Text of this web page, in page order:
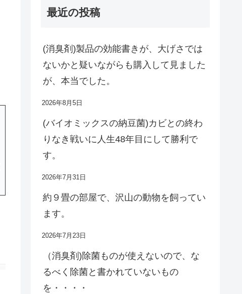
最近の投稿
(消臭剤)製品の効能書きが、大げさでは
ないかと疑いながらも購入して見ました
が、本当でした。
2026年8月5日
(バイオミックスの納豆菌)カビとの終わ
りなき戦いに人生48年目にして勝利で
す。
2026年7月31日
約９畳の部屋で、沢山の動物を飼ってい
ます。
2026年7月23日
（消臭剤)除菌ものが使えないので、な
るべく除菌と書かれていないもの
を・・・・